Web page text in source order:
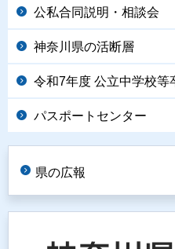
公私合同説明・相談会
神奈川県の活断層
令和7年度 公立中学校等
パスポートセンター
県の広報